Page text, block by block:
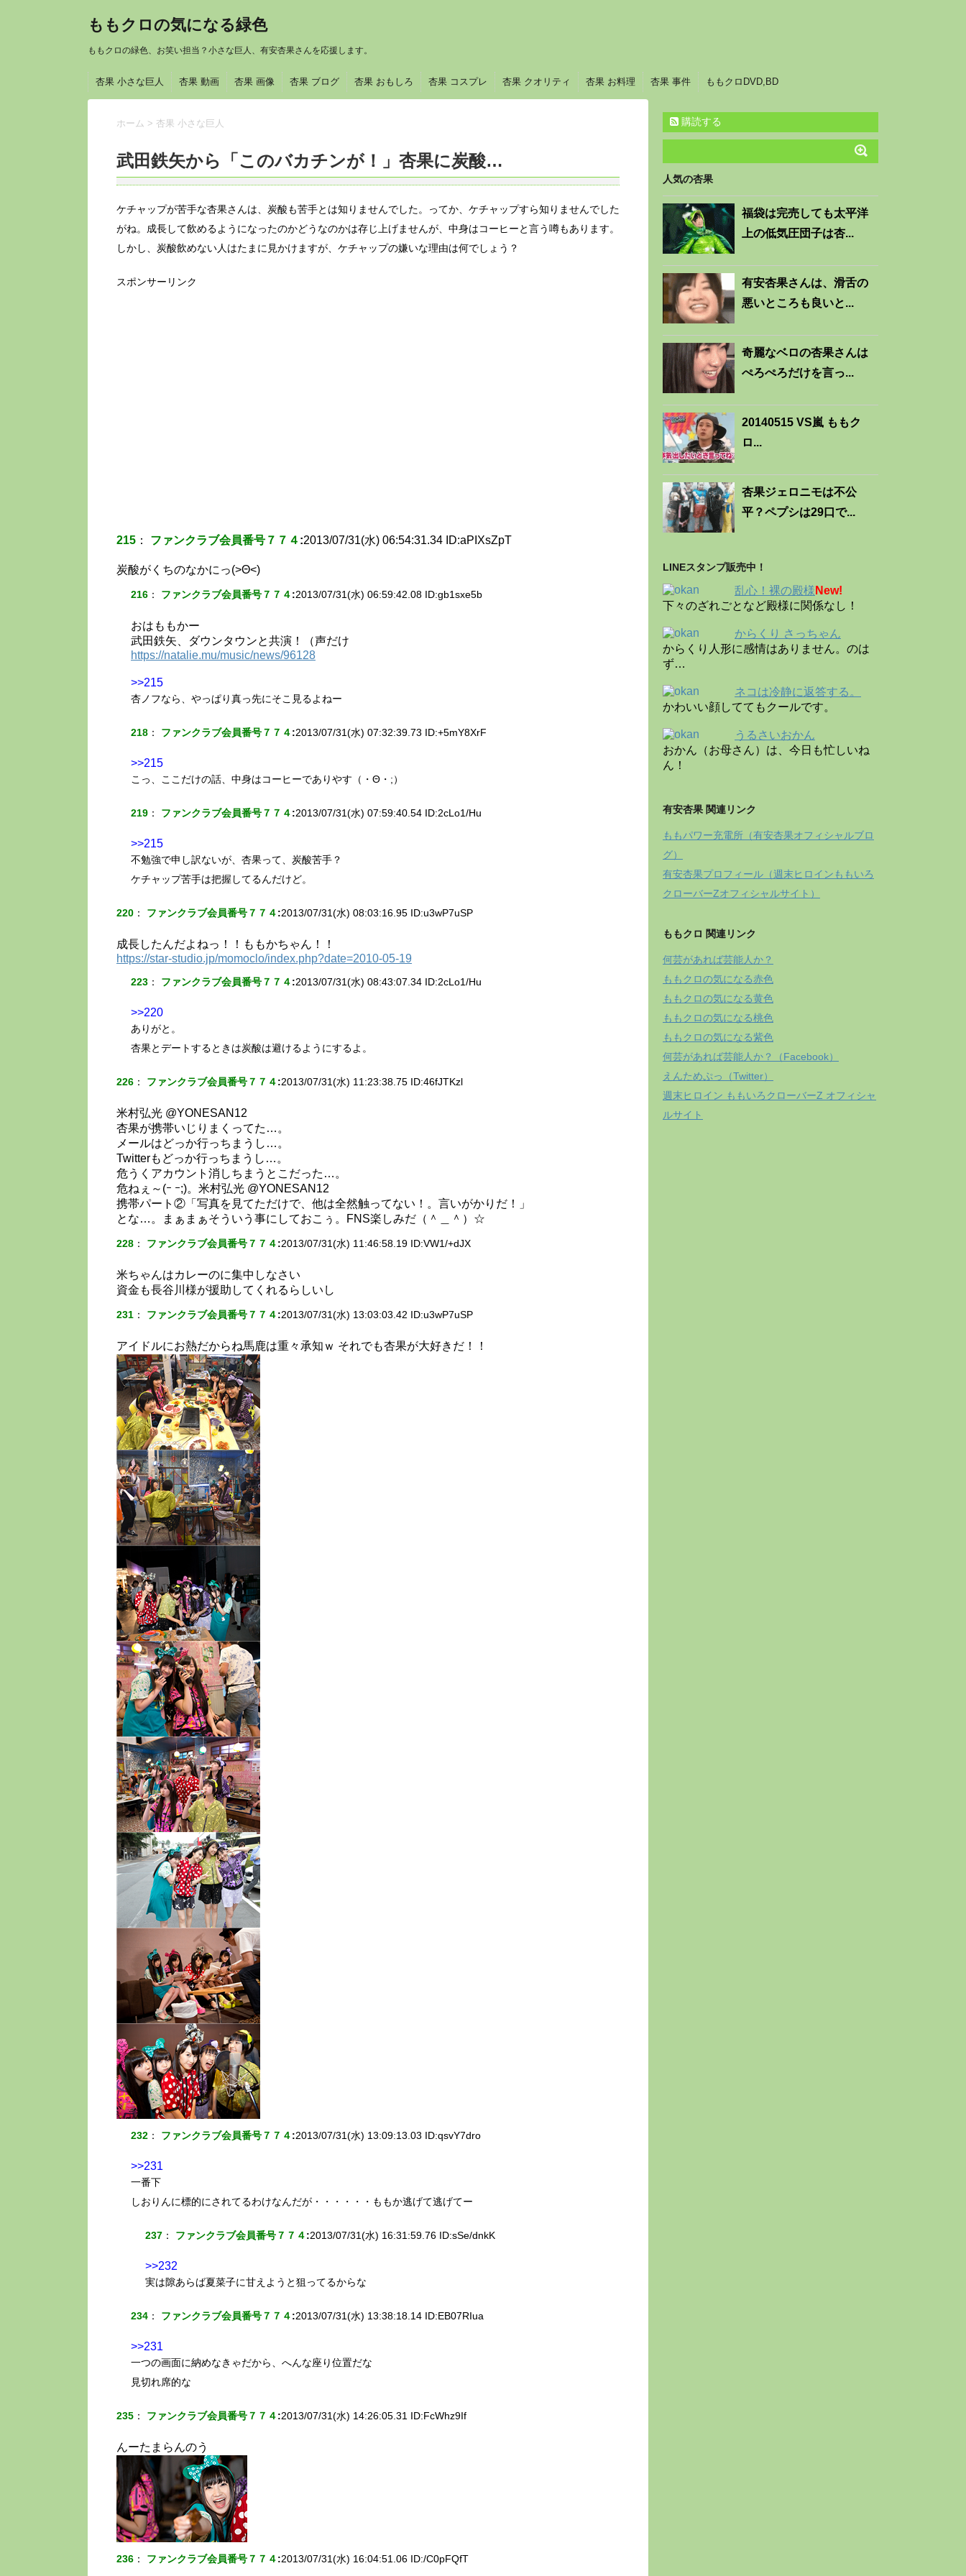
ももクロの気になる緑色
ももクロの緑色、お笑い担当？小さな巨人、有安杏果さんを応援します。
杏果 小さな巨人 杏果 動画 杏果 画像 杏果 ブログ 杏果 おもしろ 杏果 コスプレ 杏果 クオリティ 杏果 お料理 杏果 事件 ももクロDVD,BD
ホーム > 杏果 小さな巨人
武田鉄矢から「このバカチンが！」杏果に炭酸…
ケチャップが苦手な杏果さんは、炭酸も苦手とは知りませんでした。ってか、ケチャップすら知りませんでした
がね。成長して飲めるようになったのかどうなのかは存じ上げませんが、中身はコーヒーと言う噂もあります。
しかし、炭酸飲めない人はたまに見かけますが、ケチャップの嫌いな理由は何でしょう？
スポンサーリンク
215 ： ファンクラブ会員番号７７４ :2013/07/31(水) 06:54:31.34 ID:aPIXsZpT
炭酸がくちのなかにっ(>Θ<)
216 ： ファンクラブ会員番号７７４:2013/07/31(水) 06:59:42.08 ID:gb1sxe5b
おはももかー
武田鉄矢、ダウンタウンと共演！（声だけ
https://natalie.mu/music/news/96128
>>215
杏ノフなら、やっぱり真っ先にそこ見るよねー
218 ： ファンクラブ会員番号７７４:2013/07/31(水) 07:32:39.73 ID:+5mY8XrF
>>215
こっ、ここだけの話、中身はコーヒーでありやす（・Θ・;）
219 ： ファンクラブ会員番号７７４:2013/07/31(水) 07:59:40.54 ID:2cLo1/Hu
>>215
不勉強で申し訳ないが、杏果って、炭酸苦手？
ケチャップ苦手は把握してるんだけど。
220 ： ファンクラブ会員番号７７４:2013/07/31(水) 08:03:16.95 ID:u3wP7uSP
成長したんだよねっ！！ももかちゃん！！
https://star-studio.jp/momoclo/index.php?date=2010-05-19
223 ： ファンクラブ会員番号７７４:2013/07/31(水) 08:43:07.34 ID:2cLo1/Hu
>>220
ありがと。
杏果とデートするときは炭酸は避けるようにするよ。
226 ： ファンクラブ会員番号７７４:2013/07/31(水) 11:23:38.75 ID:46fJTKzl
米村弘光 @YONESAN12
杏果が携帯いじりまくってた…。
メールはどっか行っちまうし…。
Twitterもどっか行っちまうし…。
危うくアカウント消しちまうとこだった…。
危ねぇ～(ｰ ｰ;)。米村弘光 @YONESAN12
携帯パート②「写真を見てただけで、他は全然触ってない！。言いがかりだ！」
とな…。まぁまぁそういう事にしておこぅ。FNS楽しみだ（＾＿＾）☆
228 ： ファンクラブ会員番号７７４:2013/07/31(水) 11:46:58.19 ID:VW1/+dJX
米ちゃんはカレーのに集中しなさい
資金も長谷川様が援助してくれるらしいし
231 ： ファンクラブ会員番号７７４:2013/07/31(水) 13:03:03.42 ID:u3wP7uSP
アイドルにお熱だからね馬鹿は重々承知ｗ それでも杏果が大好きだ！！
232 ： ファンクラブ会員番号７７４:2013/07/31(水) 13:09:13.03 ID:qsvY7dro
>>231
一番下
しおりんに標的にされてるわけなんだが・・・・・・ももか逃げて逃げてー
237 ： ファンクラブ会員番号７７４:2013/07/31(水) 16:31:59.76 ID:sSe/dnkK
>>232
実は隙あらば夏菜子に甘えようと狙ってるからな
234 ： ファンクラブ会員番号７７４:2013/07/31(水) 13:38:18.14 ID:EB07RIua
>>231
一つの画面に納めなきゃだから、へんな座り位置だな
見切れ席的な
235 ： ファンクラブ会員番号７７４:2013/07/31(水) 14:26:05.31 ID:FcWhz9If
んーたまらんのう
236 ： ファンクラブ会員番号７７４:2013/07/31(水) 16:04:51.06 ID:/C0pFQfT
購読する
人気の杏果
福袋は完売しても太平洋
上の低気圧団子は杏...
有安杏果さんは、滑舌の
悪いところも良いと...
奇麗なベロの杏果さんは
ぺろぺろだけを言っ...
20140515 VS嵐 ももク
ロ...
杏果ジェロニモは不公
平？ペプシは29口で...
LINEスタンプ販売中！
乱心！裸の殿様 New!
下々のざれごとなど殿様に関係なし！
からくり さっちゃん
からくり人形に感情はありません。のは
ず…
ネコは冷静に返答する。
かわいい顔しててもクールです。
うるさいおかん
おかん（お母さん）は、今日も忙しいね
ん！
有安杏果 関連リンク
ももパワー充電所（有安杏果オフィシャルブロ
グ）
有安杏果プロフィール（週末ヒロインももいろ
クローバーZオフィシャルサイト）
ももクロ 関連リンク
何芸があれば芸能人か？
ももクロの気になる赤色
ももクロの気になる黄色
ももクロの気になる桃色
ももクロの気になる紫色
何芸があれば芸能人か？（Facebook）
えんためぷっ（Twitter）
週末ヒロイン ももいろクローバーZ オフィシャ
ルサイト